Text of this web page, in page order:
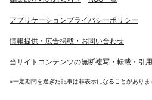
アプリケーションプライバシーポリシー
情報提供・広告掲載・お問い合わせ
当サイトコンテンツの無断複写・転載・引
※一定期間を過ぎた記事は非表示になることがありま